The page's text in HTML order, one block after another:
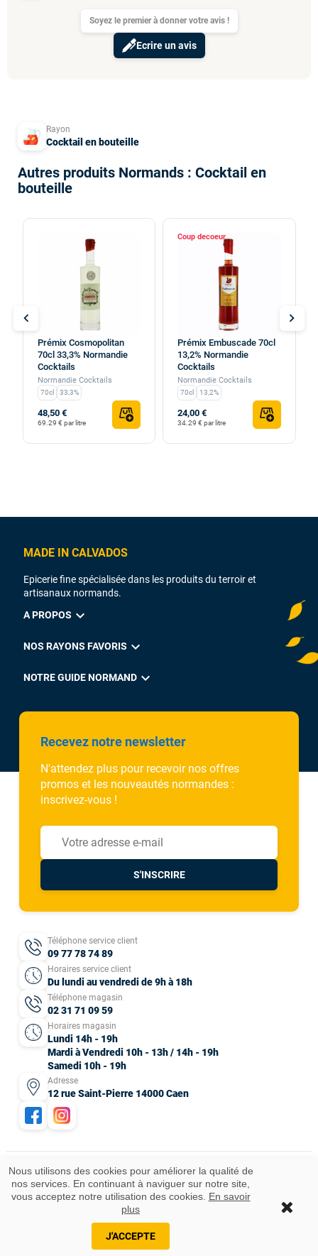
Ajouter au panier
Soyez le premier à donner votre avis !
Ecrire un avis
Rayon
Cocktail en bouteille
Autres produits Normands : Cocktail en
bouteille
Prémix Cosmopolitan
70cl 33,3% Normandie
Cocktails
Normandie Cocktails
70cl 33,3%
48,50 €
69.29 € par litre
Coup de
Prémix Embuscade 70cl
13,2% Normandie
Cocktails
Normandie Cocktails
70cl 13,2%
24,00 €
34.29 € par litre
chevron_left chevron_right
MADE IN CALVADOS
Epicerie fine spécialisée dans les produits du terroir et
artisanaux normands.
A PROPOS expand_more
NOS RAYONS FAVORIS expand_more
NOTRE GUIDE NORMAND expand_more
Recevez notre newsletter
N'attendez plus pour recevoir nos offres
promos et les nouveautés normandes :
inscrivez-vous !
S'INSCRIRE
Téléphone service client
09 77 78 74 89
Horaires service client
Du lundi au vendredi de 9h à 18h
Téléphone magasin
02 31 71 09 59
Horaires magasin
Lundi 14h - 19h
Mardi à Vendredi 10h - 13h / 14h - 19h
Samedi 10h - 19h
Adresse
12 rue Saint-Pierre 14000 Caen
Nous utilisons des cookies pour améliorer la qualité de
nos services. En continuant à naviguer sur notre site,
vous acceptez notre utilisation des cookies. En savoir
plus
J'ACCEPTE
Mentions légales CGV Données personnelles